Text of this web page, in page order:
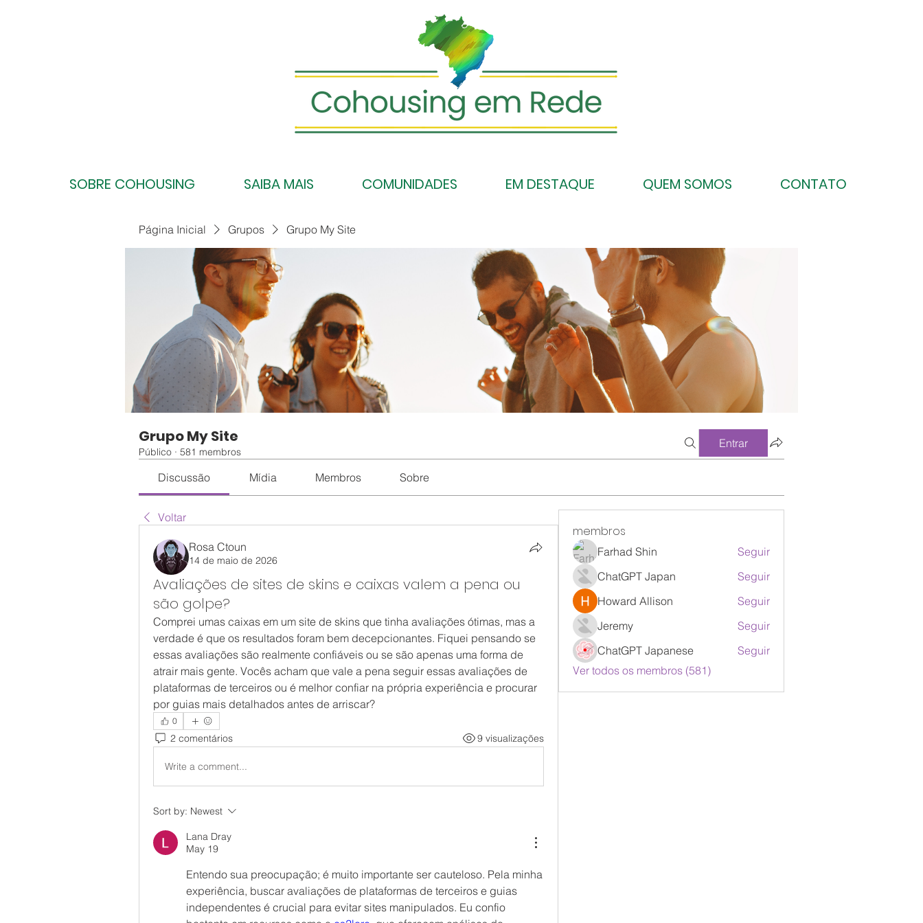
SOBRE COHOUSING SAIBA MAIS COMUNIDADES EM DESTAQUE QUEM SOMOS CONTATO
Página Inicial Grupos Grupo My Site
Grupo My Site
Público · 581 membros
Entrar
Discussão Mídia Membros Sobre
Voltar
Rosa Ctoun
14 de maio de 2026
Avaliações de sites de skins e caixas valem a pena ou
são golpe?
Comprei umas caixas em um site de skins que tinha avaliações ótimas, mas a
verdade é que os resultados foram bem decepcionantes. Fiquei pensando se
essas avaliações são realmente confiáveis ou se são apenas uma forma de
atrair mais gente. Vocês acham que vale a pena seguir essas avaliações de
plataformas de terceiros ou é melhor confiar na própria experiência e procurar
por guias mais detalhados antes de arriscar?
0
2 comentários 9 visualizações
Write a comment...
Sort by: Newest
Lana Dray
May 19
Entendo sua preocupação; é muito importante ser cauteloso. Pela minha
experiência, buscar avaliações de plataformas de terceiros e guias
independentes é crucial para evitar sites manipulados. Eu confio
membros
Farhad Shin
Seguir
ChatGPT Japan
Seguir
Howard Allison
Seguir
Jeremy
Seguir
ChatGPT Japanese
Seguir
Ver todos os membros (581)